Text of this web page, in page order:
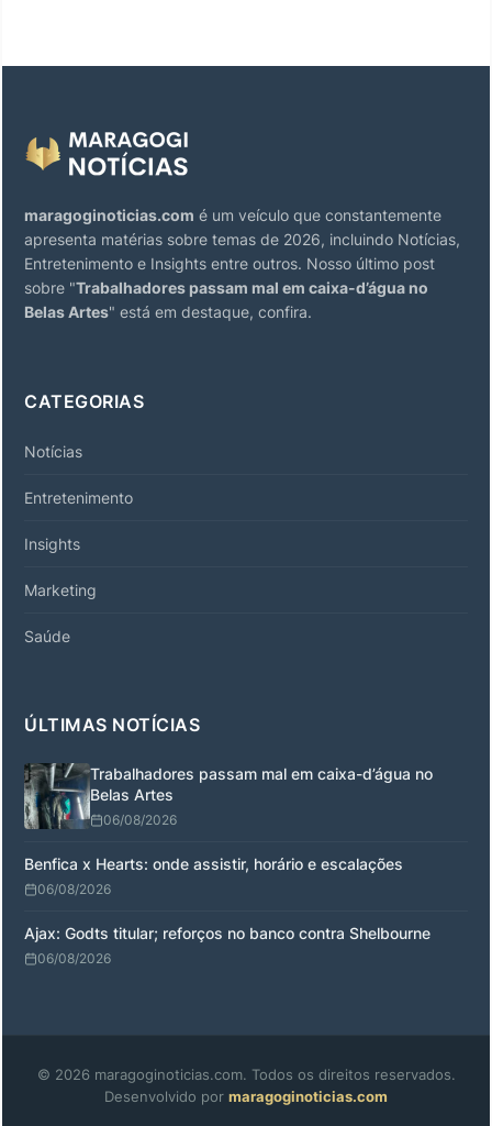
maragoginoticias.com é um veículo que constantemente
apresenta matérias sobre temas de 2026, incluindo Notícias,
Entretenimento e Insights entre outros. Nosso último post
sobre "Trabalhadores passam mal em caixa-d’água no
Belas Artes" está em destaque, confira.
CATEGORIAS
Notícias
Entretenimento
Insights
Marketing
Saúde
ÚLTIMAS NOTÍCIAS
Trabalhadores passam mal em caixa-d’água no
Belas Artes
06/08/2026
Benfica x Hearts: onde assistir, horário e escalações
06/08/2026
Ajax: Godts titular; reforços no banco contra Shelbourne
06/08/2026
© 2026 maragoginoticias.com. Todos os direitos reservados.
Desenvolvido por maragoginoticias.com